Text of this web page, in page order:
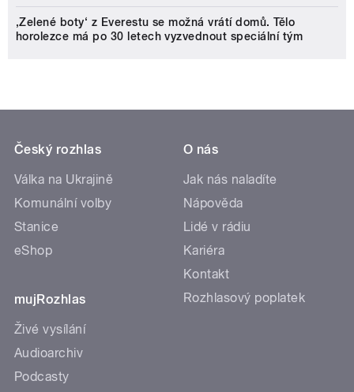
‚Zelené boty‘ z Everestu se možná vrátí domů. Tělo
horolezce má po 30 letech vyzvednout speciální tým
Český rozhlas
Válka na Ukrajině
Komunální volby
Stanice
eShop
mujRozhlas
Živé vysílání
Audioarchiv
Podcasty
O nás
Jak nás naladíte
Nápověda
Lidé v rádiu
Kariéra
Kontakt
Rozhlasový poplatek